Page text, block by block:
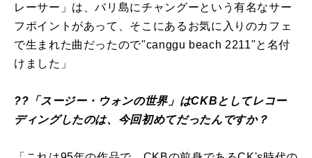
レーサー」は、バリ島にチャングーという有名なサー
フポイントがあって、そこにあるお気に入りのカフェ
で生まれた曲だったので"canggu beach 2211"と名付
けました」
??「スージー・ウォンの世界」はCKBとしてレコー
ディングしたのは、今回初めてだったんですか？